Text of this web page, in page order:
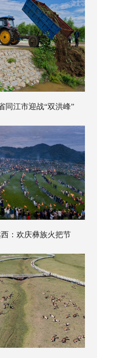
同江市迎战“双洪峰”
西：欢庆彝族火把节